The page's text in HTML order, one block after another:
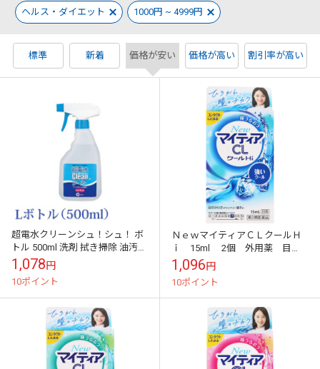
ヘルス・ダイエット 1000円 ~ 4999円
標準 新着 価格が安い 価格が高い 割引率が高い
超電水クリーンシュ！シュ！ ボ
トル 500ml 洗剤 拭き掃除 油汚れ
電解アルカリイオン水 クリーン
シュシュ パソコン おもちゃ...
1,078円
10ポイント
ＮｅｗマイティアＣＬクールＨ
ｉ 15ml 2個 外用薬 目
薬 医薬品 医薬部外品
1,096円
10ポイント